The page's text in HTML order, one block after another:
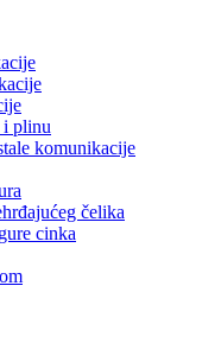
plinu
komunikacije
čelika
cinka